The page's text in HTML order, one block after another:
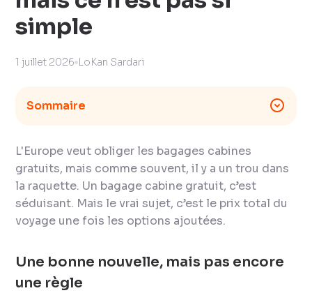
simple
1 juillet 2026 LoKan Sardari
Sommaire
L'Europe veut obliger les bagages cabines
gratuits, mais comme souvent, il y a un trou dans
la raquette. Un bagage cabine gratuit, c’est
séduisant. Mais le vrai sujet, c’est le prix total du
voyage une fois les options ajoutées.
Une bonne nouvelle, mais pas encore
une règle